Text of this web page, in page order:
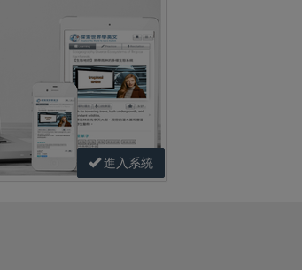
進入系統